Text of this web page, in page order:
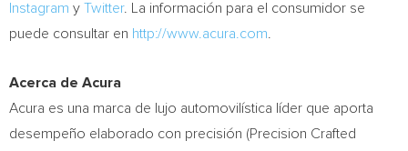
Instagram y Twitter. La información para el consumidor se
puede consultar en http://www.acura.com
Acerca de Acura
Acura es una marca de lujo automovilística líder que aporta
desempeño elaborado con precisión (Precision Crafted